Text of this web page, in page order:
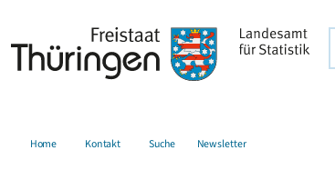
Home Kontakt Suche Newsletter